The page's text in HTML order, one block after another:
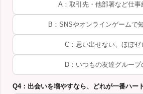
A：取引先・他部署など仕事
B：SNSやオンラインゲームで
C：思い出せない、ほぼゼ
D：いつもの友達グループ
Q4：出会いを増やすなら、どれが一番ハー